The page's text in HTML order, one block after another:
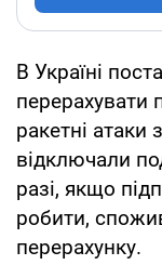
В Україні
перерахувати
ракетні атаки
відключали
разі, якщо
робити,
перерахунку.